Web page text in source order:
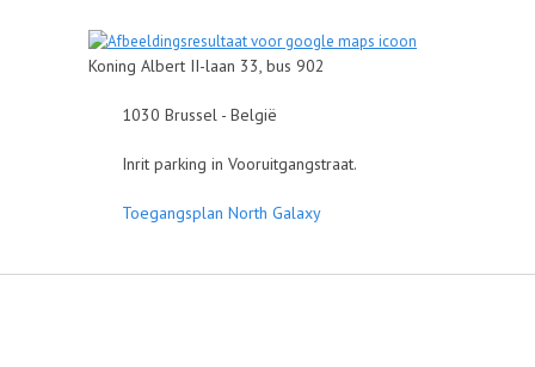
Koning Albert II-laan 33, bus 902
1030 Brussel - België
Inrit parking in Vooruitgangstraat.
Toegangsplan North Galaxy